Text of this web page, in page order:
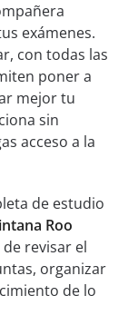
exámenes.
con todas las
poner a
mejor tu
sin
acceso a la
de estudio
Roo
de revisar el
organizar
de lo